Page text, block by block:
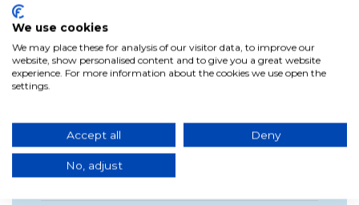
*Hauteur réglable.
Dimensions de l'emballage : Largeur : 19 cm,
Hauteur : 19,5 cm, Profondeur : 19 cm (1 paquet).
Poids : 0,790 Kg
Détails du produit
We use cookies
We may place these for analysis of our visitor data, to improve our
website, show personalised content and to give you a great website
experience. For more information about the cookies we use open the
settings.
Accept all Deny
No, adjust